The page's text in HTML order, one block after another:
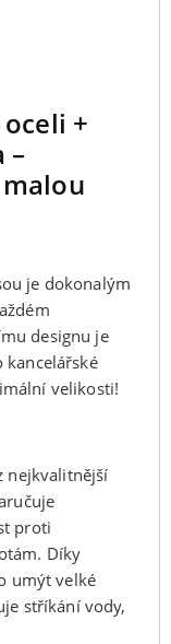
+
–
je dokonalým
designu je
kancelářské
velikosti!
nejkvalitnější
proti
Díky
umýt velké
stříkání vody,